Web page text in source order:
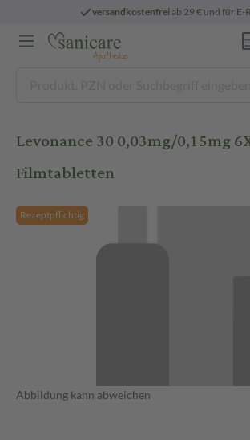
versandkostenfreiab 29 € und für E-
Levonance 30 0,03mg/0,15mg
Filmtabletten
Rezeptpflichtig
Abbildung kann abweichen